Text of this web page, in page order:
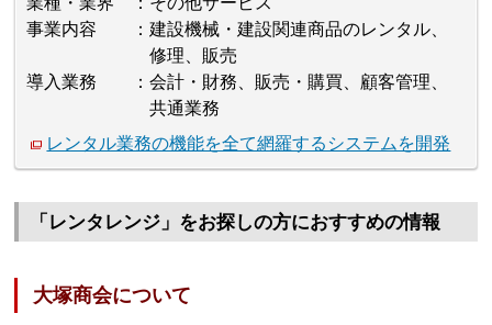
事業内容
建設機械・建設関連商品のレンタル、
修理、販売
導入業務
会計・財務、販売・購買、顧客管理、
共通業務
レンタル業務の機能を全て網羅するシステムを開発
「レンタレンジ」をお探しの方におすすめの情報
大塚商会について